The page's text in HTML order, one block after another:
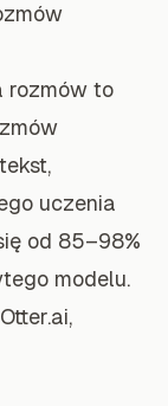
rozmów to
uczenia
od 85–98%
modelu.